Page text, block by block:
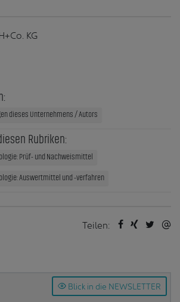
KG
dieses Unternehmens / Autors
Rubriken:
Prüf- und Nachweismittel
Auswertmittel und -verfahren
Teilen:
Blick in die NEWSLETTER